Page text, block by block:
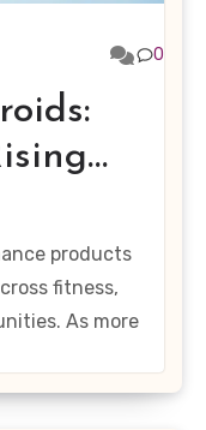
0
products
fitness,
As more